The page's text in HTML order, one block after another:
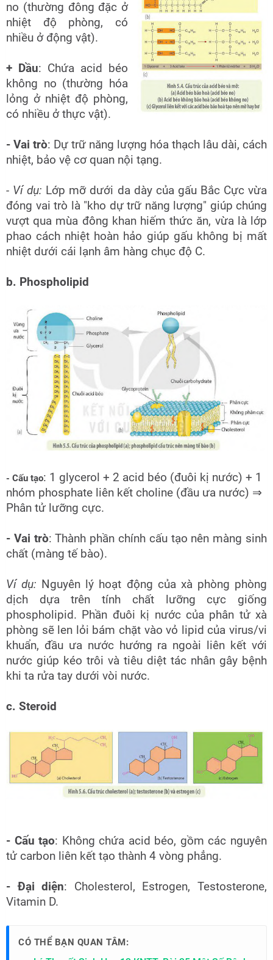
no (thường đông đặc ở
nhiệt độ phòng, có
nhiều ở động vật).
+ Dầu: Chứa acid béo
không no (thường hóa
lỏng ở nhiệt độ phòng,
có nhiều ở thực vật).
- Vai trò: Dự trữ năng lượng hóa thạch lâu dài, cách
nhiệt, bảo vệ cơ quan nội tạng.
- Ví dụ: Lớp mỡ dưới da dày của gấu Bắc Cực vừa
đóng vai trò là "kho dự trữ năng lượng" giúp chúng
vượt qua mùa đông khan hiếm thức ăn, vừa là lớp
phao cách nhiệt hoàn hảo giúp gấu không bị mất
nhiệt dưới cái lạnh âm hàng chục độ C.
b. Phospholipid
- Cấu tạo: 1 glycerol + 2 acid béo (đuôi kị nước) + 1
nhóm phosphate liên kết choline (đầu ưa nước) ⇒
Phân tử lưỡng cực.
- Vai trò: Thành phần chính cấu tạo nên màng sinh
chất (màng tế bào).
Ví dụ: Nguyên lý hoạt động của xà phòng phòng
dịch dựa trên tính chất lưỡng cực giống
phospholipid. Phần đuôi kị nước của phân tử xà
phòng sẽ len lỏi bám chặt vào vỏ lipid của virus/vi
khuẩn, đầu ưa nước hướng ra ngoài liên kết với
nước giúp kéo trôi và tiêu diệt tác nhân gây bệnh
khi ta rửa tay dưới vòi nước.
c. Steroid
- Cấu tạo: Không chứa acid béo, gồm các nguyên
tử carbon liên kết tạo thành 4 vòng phẳng.
- Đại diện: Cholesterol, Estrogen, Testosterone,
Vitamin D.
CÓ THỂ BẠN QUAN TÂM: